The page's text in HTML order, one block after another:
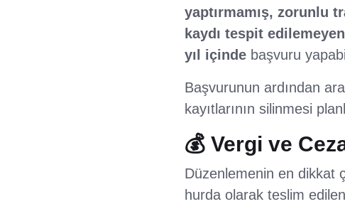
yaptırmamış, zorunlu
kaydı tespit
yıl içindebaşvuru
Başvurunun ardından
kayıtlarının silinmesi
💰 Vergi ve
Düzenlemenin en dikkat
hurda olarak teslim